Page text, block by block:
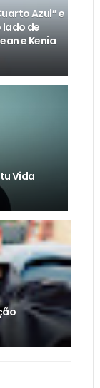
Azul” e
de
e Kenia
Vida